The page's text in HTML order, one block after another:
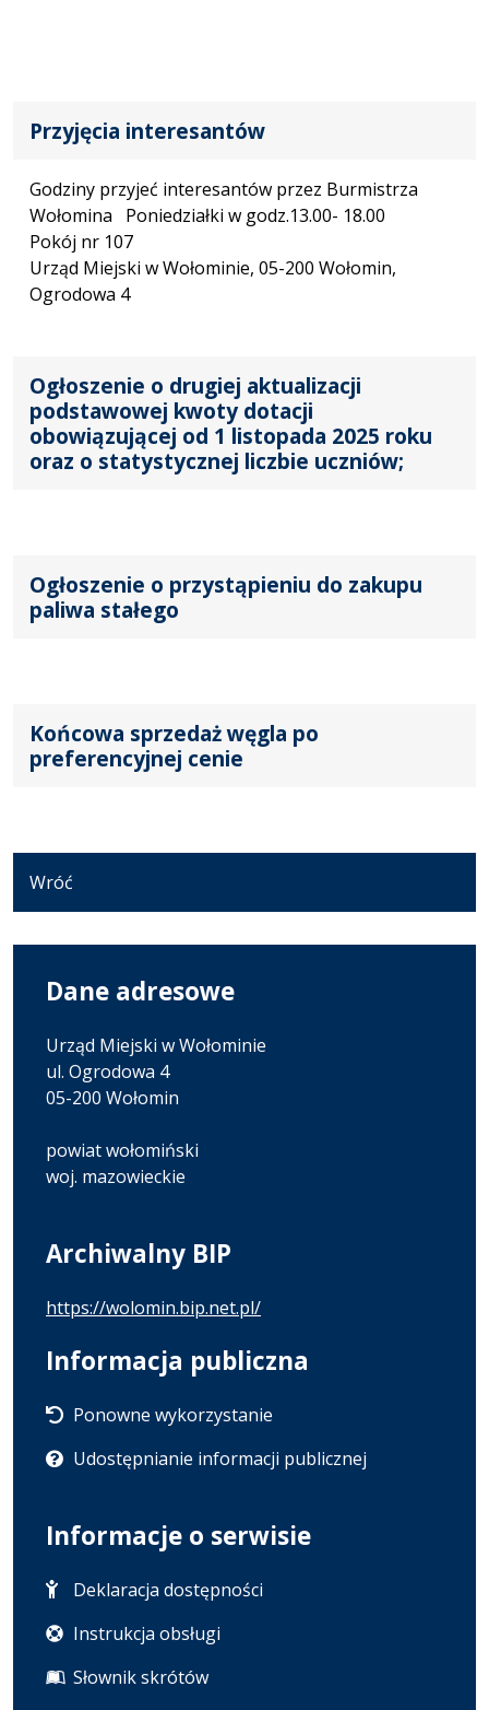
Przyjęcia interesantów
Godziny przyjeć interesantów przez Burmistrza
Wołomina Poniedziałki w godz.13.00- 18.00
Pokój nr 107
Urząd Miejski w Wołominie, 05-200 Wołomin,
Ogrodowa 4
Ogłoszenie o drugiej aktualizacji
podstawowej kwoty dotacji
obowiązującej od 1 listopada 2025 roku
oraz o statystycznej liczbie uczniów;
Ogłoszenie o przystąpieniu do zakupu
paliwa stałego
Końcowa sprzedaż węgla po
preferencyjnej cenie
Wróć
Dane adresowe
Urząd Miejski w Wołominie
ul. Ogrodowa 4
05-200 Wołomin
powiat wołomiński
woj. mazowieckie
Archiwalny BIP
https://wolomin.bip.net.pl/
Informacja publiczna
Ponowne wykorzystanie
Udostępnianie informacji publicznej
Informacje o serwisie
Deklaracja dostępności
Instrukcja obsługi
Słownik skrótów